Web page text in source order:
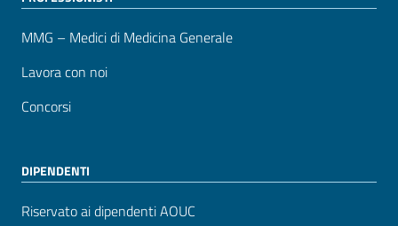
MMG – Medici di Medicina Generale
Lavora con noi
Concorsi
DIPENDENTI
Riservato ai dipendenti AOUC